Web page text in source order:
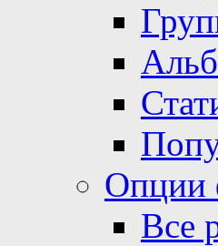
Опции
Все